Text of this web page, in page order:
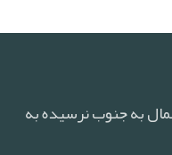
به جنوب نرسیده به